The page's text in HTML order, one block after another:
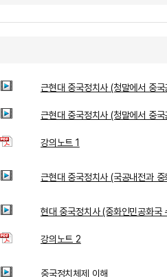
근현대 중국정치사 (청말에서 중국
근현대 중국정치사 (청말에서 중국
강의노트 1
근현대 중국정치사 (국공내전과
현대 중국정치사 (중화인민공화국
강의노트 2
중국정치체제 이해